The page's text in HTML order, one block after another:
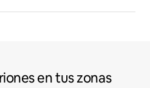
en tus zonas